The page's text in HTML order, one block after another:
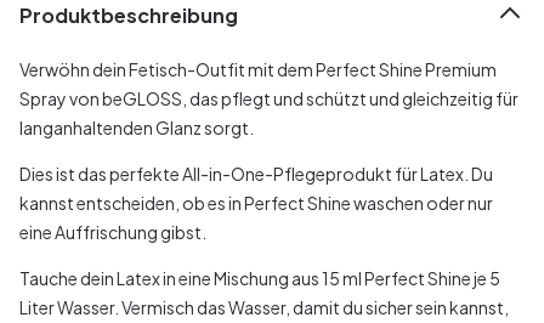
Produktbeschreibung
Verwöhn dein Fetisch-Outfit mit dem Perfect Shine Premium
Spray von beGLOSS, das pflegt und schützt und gleichzeitig für
langanhaltenden Glanz sorgt.
Dies ist das perfekte All-in-One-Pflegeprodukt für Latex. Du
kannst entscheiden, ob es in Perfect Shine waschen oder nur
eine Auffrischung gibst.
Tauche dein Latex in eine Mischung aus 15 ml Perfect Shine je 5
Liter Wasser. Vermisch das Wasser, damit du sicher sein kannst,